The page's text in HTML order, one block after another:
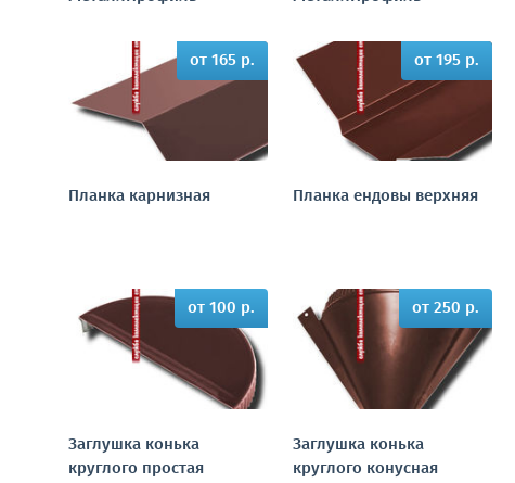
от 165 р.
Планка карнизная
от 195 р.
Планка ендовы верхняя
от 100 р.
Заглушка конька
круглого простая
от 250 р.
Заглушка конька
круглого конусная